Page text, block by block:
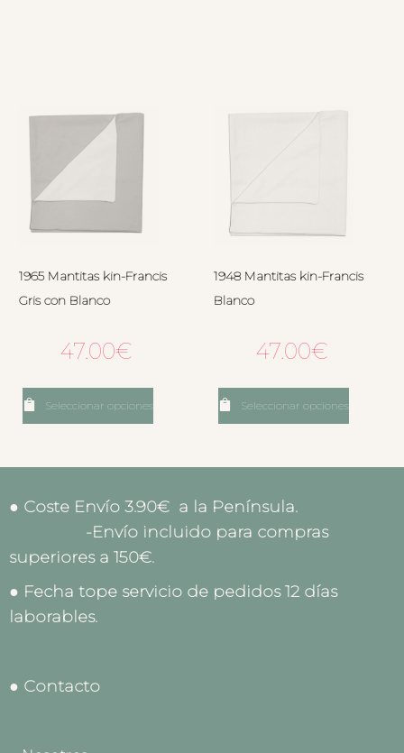
1965 Mantitas kin-Francis
Gris con Blanco
47.00€
Seleccionar opciones
1948 Mantitas kin-Francis
Blanco
47.00€
Seleccionar opciones
● Coste Envío 3.90€ a la Península.
-Envío incluido para compras
superiores a 150€.
● Fecha tope servicio de pedidos 12 días
laborables.
● Contacto